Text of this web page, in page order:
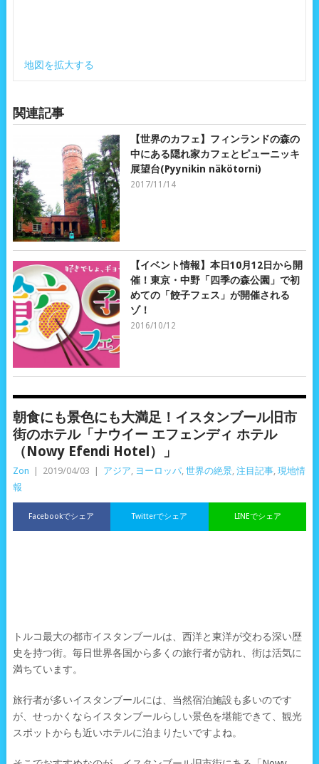
地図を拡大する
関連記事
【世界のカフェ】フィンランドの森の
中にある隠れ家カフェとピューニッキ
展望台(Pyynikin näkötorni)
2017/11/14
【イベント情報】本日10月12日から開
催！東京・中野「四季の森公園」で初
めての「餃子フェス」が開催される
ゾ！
2016/10/12
朝食にも景色にも大満足！イスタンブール旧市
街のホテル「ナウイー エフェンディ ホテル
（Nowy Efendi Hotel）」
Zon 2019/04/03 アジア, ヨーロッパ, 世界の絶景, 注目記事, 現地情
報
Facebookでシェア LINEでシェア
Twitterでシェア
トルコ最大の都市イスタンブールは、西洋と東洋が交わる深い歴
史を持つ街。毎日世界各国から多くの旅行者が訪れ、街は活気に
満ちています。
旅行者が多いイスタンブールには、当然宿泊施設も多いのです
が、せっかくならイスタンブールらしい景色を堪能できて、観光
スポットからも近いホテルに泊まりたいですよね。